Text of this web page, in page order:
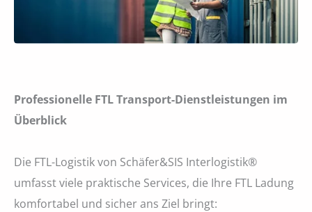
Professionelle FTL Transport-Dienstleistungen im
Überblick
Die FTL-Logistik von Schäfer&SIS Interlogistik®
umfasst viele praktische Services, die Ihre FTL Ladung
komfortabel und sicher ans Ziel bringt: